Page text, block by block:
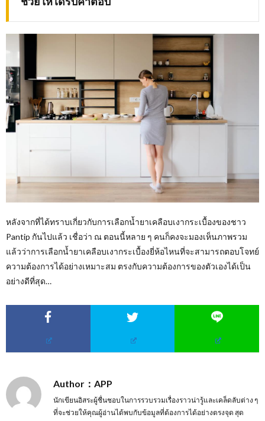
หลังจากที่ได้ทราบเกี่ยวกับการเลือกน้ำยาเคลือบเงากระเบื้องของชาว
Pantip กันไปแล้ว เชื่อว่า ณ ตอนนี้หลาย ๆ คนก็คงจะมองเห็นภาพรวม
แล้วว่าการเลือกน้ำยาเคลือบเงากระเบื้องยี่ห้อไหนที่จะสามารถตอบโจทย์
ความต้องการได้อย่างเหมาะสม ตรงกับความต้องการของตัวเองได้เป็น
อย่างดีที่สุด…
Author：APP
นักเขียนอิสระผู้ชื่นชอบในการรวบรวมเรื่องราวน่ารู้และเคล็ดลับต่าง ๆ
ที่จะช่วยให้คุณผู้อ่านได้พบกับข้อมูลที่ต้องการได้อย่างตรงจุด สุด